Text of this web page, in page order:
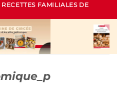
FAMILIALES DE